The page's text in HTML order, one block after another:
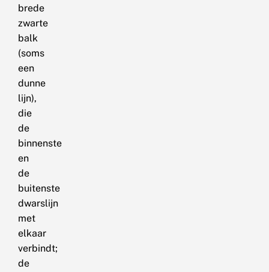
brede
zwarte
balk
(soms
een
dunne
lijn),
die
de
binnenste
en
de
buitenste
dwarslijn
met
elkaar
verbindt;
de